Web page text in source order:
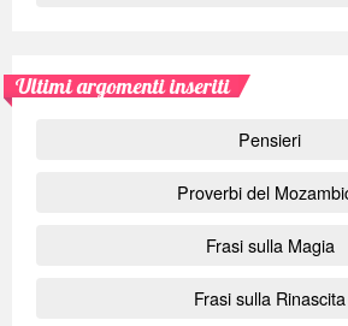
Ultimi argomenti inseriti
Pensieri
Proverbi del
Frasi sulla Magia
Frasi sulla Rinascita